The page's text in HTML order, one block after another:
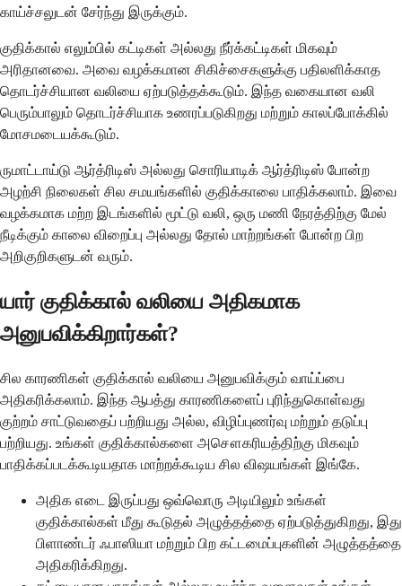
காய்ச்சலுடன் சேர்ந்து இருக்கும்.
குதிக்கால் எலும்பில் கட்டிகள் அல்லது நீர்க்கட்டிகள் மிகவும்
அரிதானவை. அவை வழக்கமான சிகிச்சைகளுக்கு பதிலளிக்காத
தொடர்ச்சியான வலியை ஏற்படுத்தக்கூடும். இந்த வகையான வலி
பெரும்பாலும் தொடர்ச்சியாக உணரப்படுகிறது மற்றும் காலப்போக்கில்
மோசமடையக்கூடும்.
ருமாட்டாய்டு ஆர்த்ரிடிஸ் அல்லது சொரியாடிக் ஆர்த்ரிடிஸ் போன்ற
அழற்சி நிலைகள் சில சமயங்களில் குதிக்காலை பாதிக்கலாம். இவை
வழக்கமாக மற்ற இடங்களில் மூட்டு வலி, ஒரு மணி நேரத்திற்கு மேல்
நீடிக்கும் காலை விறைப்பு அல்லது தோல் மாற்றங்கள் போன்ற பிற
அறிகுறிகளுடன் வரும்.
யார் குதிக்கால் வலியை அதிகமாக
அனுபவிக்கிறார்கள்?
சில காரணிகள் குதிக்கால் வலியை அனுபவிக்கும் வாய்ப்பை
அதிகரிக்கலாம். இந்த ஆபத்து காரணிகளைப் புரிந்துகொள்வது
குற்றம் சாட்டுவதைப் பற்றியது அல்ல, விழிப்புணர்வு மற்றும் தடுப்பு
பற்றியது. உங்கள் குதிக்கால்களை அசௌகரியத்திற்கு மிகவும்
பாதிக்கப்படக்கூடியதாக மாற்றக்கூடிய சில விஷயங்கள் இங்கே.
அதிக எடை இருப்பது ஒவ்வொரு அடியிலும் உங்கள்
குதிக்கால்கள் மீது கூடுதல் அழுத்தத்தை ஏற்படுத்துகிறது, இது
பிளாண்டர் ஃபாஸியா மற்றும் பிற கட்டமைப்புகளின் அழுத்தத்தை
அதிகரிக்கிறது.